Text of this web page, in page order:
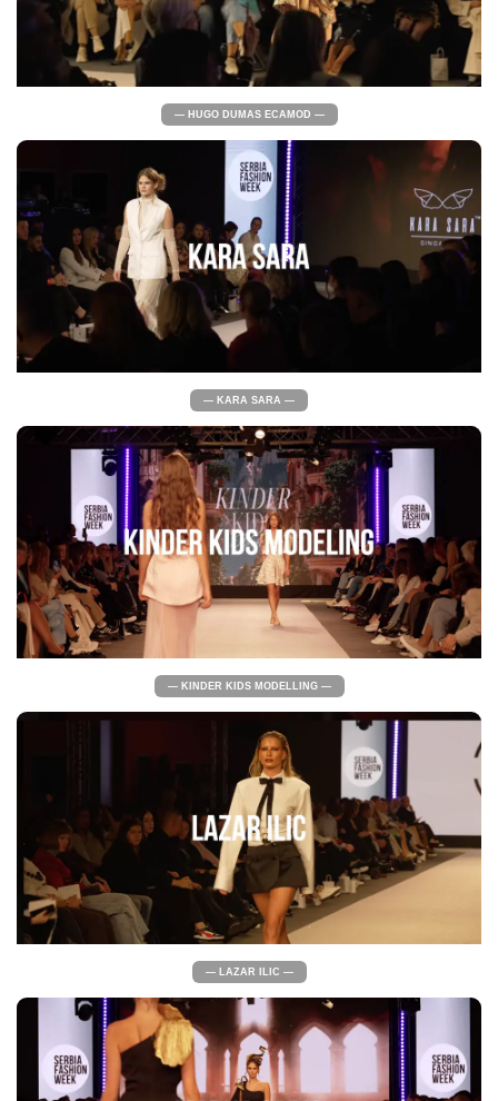
— HUGO DUMAS ECAMOD —
— KARA SARA —
— KINDER KIDS MODELLING —
— LAZAR ILIC —